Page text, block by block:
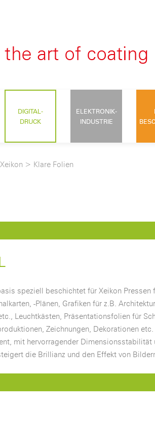
DIGITAL-
DRUCK
ELEKTRONIK-
INDUSTRIE
> Klare Folien
speziell beschichtet für Xeikon Pressen
-Plänen, Grafiken für z.B.
Leuchtkästen, Präsentationsfolien für
Zeichnungen, Dekorationen
mit hervorragender Dimensionsstabilität
die Brillianz und den Effekt von